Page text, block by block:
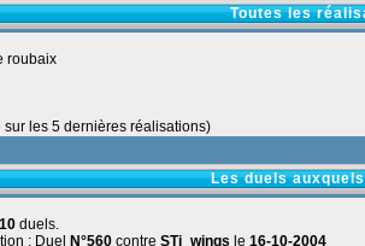
Toutes les
roubaix
les 5 dernières réalisations)
Les duels
10duels.
: Duel
N°560contre STi_wings le 16-10-2004